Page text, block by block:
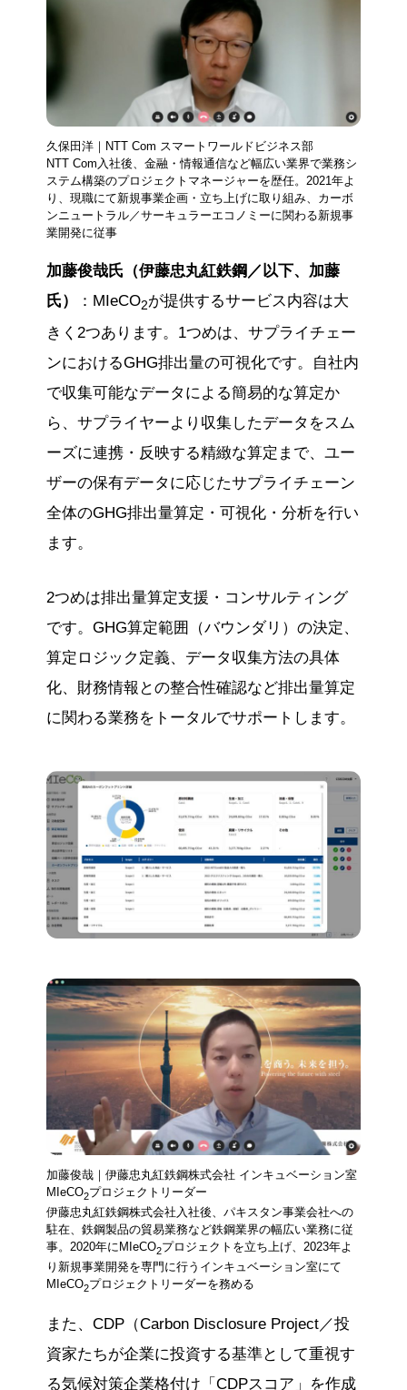
久保田洋｜NTT Com スマートワールドビジネス部
NTT Com入社後、金融・情報通信など幅広い業界で業務シ
ステム構築のプロジェクトマネージャーを歴任。2021年よ
り、現職にて新規事業企画・立ち上げに取り組み、カーボ
ンニュートラル／サーキュラーエコノミーに関わる新規事
業開発に従事
加藤俊哉氏（伊藤忠丸紅鉄鋼／以下、加藤
氏）
：MIeCO2が提供するサービス内容は大
きく2つあります。1つめは、サプライチェー
ンにおけるGHG排出量の可視化です。自社内
で収集可能なデータによる簡易的な算定か
ら、サプライヤーより収集したデータをスム
ーズに連携・反映する精緻な算定まで、ユー
ザーの保有データに応じたサプライチェーン
全体のGHG排出量算定・可視化・分析を行い
ます。
2つめは排出量算定支援・コンサルティング
です。GHG算定範囲（バウンダリ）の決定、
算定ロジック定義、データ収集方法の具体
化、財務情報との整合性確認など排出量算定
に関わる業務をトータルでサポートします。
加藤俊哉｜伊藤忠丸紅鉄鋼株式会社 インキュベーション室
MIeCO2プロジェクトリーダー
伊藤忠丸紅鉄鋼株式会社入社後、パキスタン事業会社への
駐在、鉄鋼製品の貿易業務など鉄鋼業界の幅広い業務に従
事。2020年にMIeCO2プロジェクトを立ち上げ、2023年よ
り新規事業開発を専門に行うインキュベーション室にて
MIeCO2プロジェクトリーダーを務める
また、CDP（Carbon Disclosure Project／投
資家たちが企業に投資する基準として重視す
る気候対策企業格付け「CDPスコア」を作成